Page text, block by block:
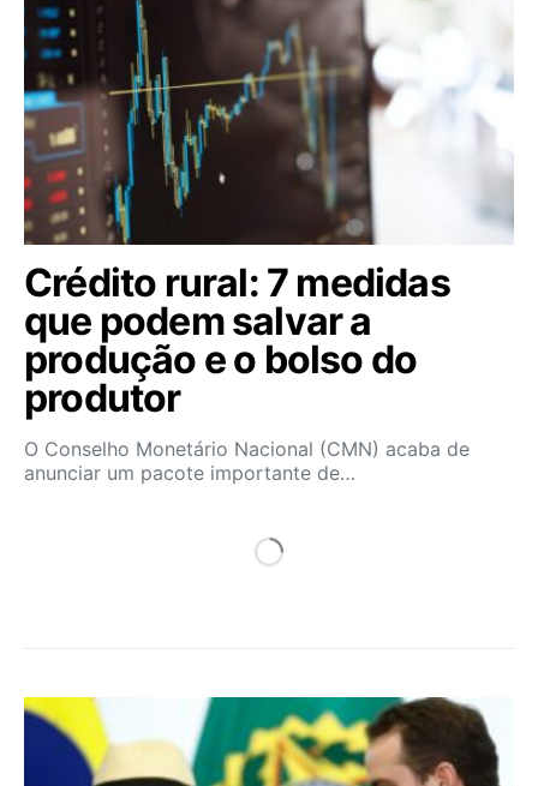
Crédito rural: 7 medidas
que podem salvar a
produção e o bolso do
produtor
O Conselho Monetário Nacional (CMN) acaba de
anunciar um pacote importante de…